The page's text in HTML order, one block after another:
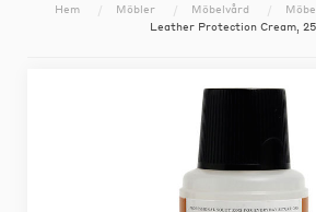
Hem Möbler Möbelvård
Leather Protection Cream,